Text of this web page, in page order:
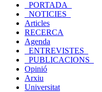
_PORTADA_
_NOTICIES_
Articles
RECERCA
Agenda
_ENTREVISTES_
_PUBLICACIONS_
Opinió
Arxiu
Universitat